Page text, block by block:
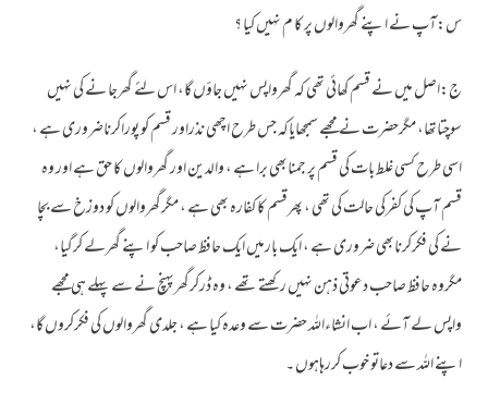
س:آپ نے اپنے گھروالوں پر کا م نہیں کیا ؟
ج:اصل میں نے قسم کھائی تھی کہ گھرواپس نہیں جاؤں گا، اس لئے گھرجا نے کی نہیں
سوچتاتھا، مگرحضرت نے مجھے سمجھایاکہ جس طرح اچھی نذراور قسم کو پوراکرناضروری ہے ،
اسی طرح کسی غلط بات کی قسم پر جمنابھی برا ہے ، والدین اور گھروالوں کا حق ہے اور وہ
قسم آپ کی کفرکی حالت کی تھی ، پھرقسم کا کفارہ بھی ہے ، مگرگھروالوں کو دوزخ سے بچا
نے کی فکرکرنابھی ضروری ہے ، ایک بارمیں ایک حافظ صاحب کو اپنے گھرلے کرگیا،
مگروہ حافظ صاحب دعوتی ذہن نہیں رکھتے تھے ، وہ ڈرکرگھرپہنچ نے سے پہلے ہی مجھے
واپس لے آئے ، اب انشاءاللہ حضرت سے وعدہ کیا ہے ، جلدی گھروالوں کی فکرکروں گا،
اپنے اللہ سے دعاتو خوب کررہاہوں ۔